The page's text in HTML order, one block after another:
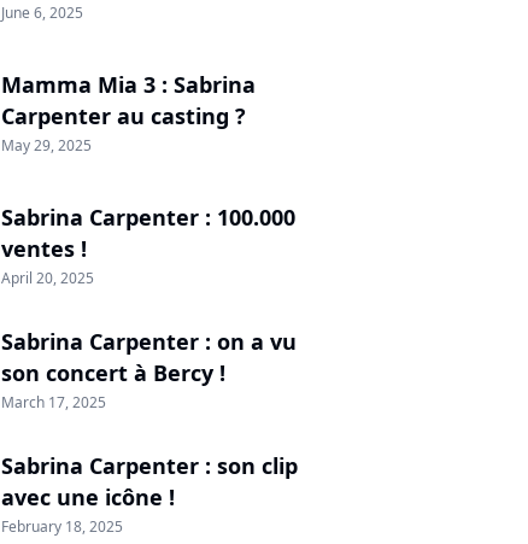
June 6, 2025
Mamma Mia 3 : Sabrina
Carpenter au casting ?
May 29, 2025
Sabrina Carpenter : 100.000
ventes !
April 20, 2025
Sabrina Carpenter : on a vu
son concert à Bercy !
March 17, 2025
Sabrina Carpenter : son clip
avec une icône !
February 18, 2025